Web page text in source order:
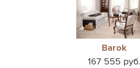
Barok
167 555 руб.